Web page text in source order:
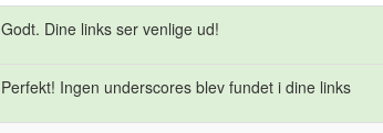
Godt. Dine links ser venlige ud!
Perfekt! Ingen underscores blev fundet i dine links